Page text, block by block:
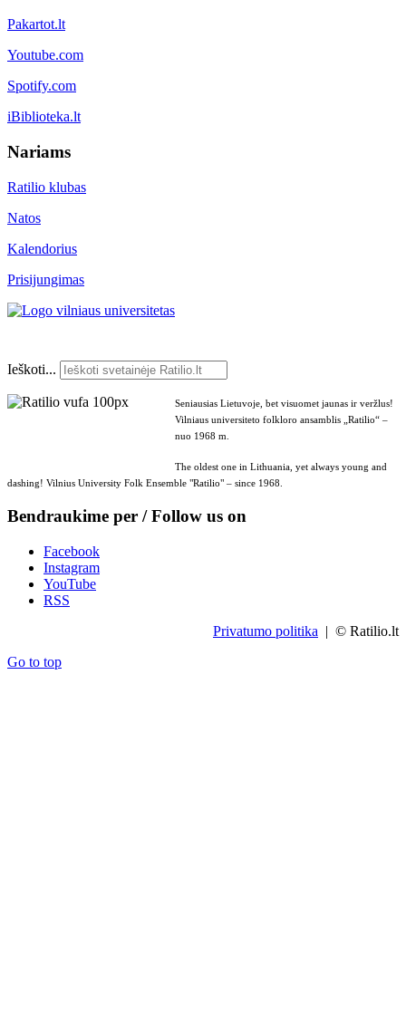
Pakartot.lt
Youtube.com
Spotify.com
iBiblioteka.lt
Nariams
Ratilio klubas
Natos
Kalendorius
Prisijungimas
Ieškoti...
Seniausias Lietuvoje, bet visuomet jaunas ir veržlus!
Vilniaus universiteto folkloro ansamblis „Ratilio“ –
nuo 1968 m.
The oldest one in Lithuania, yet always young and
dashing! Vilnius University Folk Ensemble "Ratilio" – since 1968.
Bendraukime per / Follow us on
Facebook
Instagram
YouTube
RSS
Privatumo politika | © Ratilio.lt
Go to top